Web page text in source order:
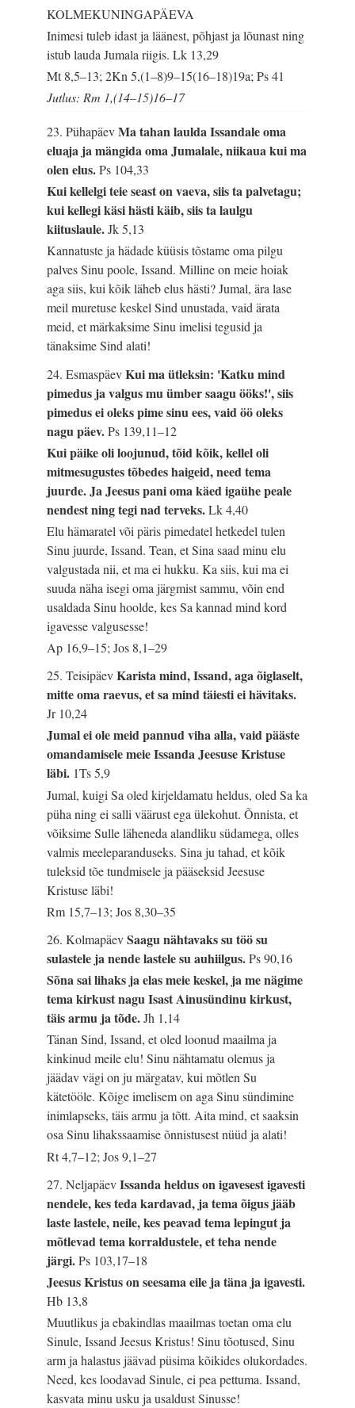
KOLMEKUNINGAPÄEVA
Inimesi tuleb idast ja läänest, põhjast ja lõunast ning
istub lauda Jumala riigis.Lk 13,29
Mt 8,5–13; 2Kn 5,(1–8)9–15(16–18)19a; Ps 41
Jutlus: Rm 1,(14–15)16–17
23. PühapäevMa tahan laulda Issandale oma
eluaja ja mängida oma Jumalale, niikaua kui ma
olen elus.Ps 104,33
Kui kellelgi teie seast on vaeva, siis ta palvetagu;
kui kellegi käsi hästi käib, siis ta laulgu
kiituslaule.Jk 5,13
Kannatuste ja hädade küüsis tõstame oma pilgu
palves Sinu poole, Issand. Milline on meie hoiak
aga siis, kui kõik läheb elus hästi? Jumal, ära lase
meil muretuse keskel Sind unustada, vaid ärata
meid, et märkaksime Sinu imelisi tegusid ja
tänaksime Sind alati!
24. EsmaspäevKui ma ütleksin: 'Katku mind
pimedus ja valgus mu ümber saagu ööks!', siis
pimedus ei oleks pime sinu ees, vaid öö oleks
nagu päev.Ps 139,11–12
Kui päike oli loojunud, tõid kõik, kellel oli
mitmesugustes tõbedes haigeid, need tema
juurde. Ja Jeesus pani oma käed igaühe peale
nendest ning tegi nad terveks.Lk 4,40
Elu hämaratel või päris pimedatel hetkedel tulen
Sinu juurde, Issand. Tean, et Sina saad minu elu
valgustada nii, et ma ei hukku. Ka siis, kui ma ei
suuda näha isegi oma järgmist sammu, võin end
usaldada Sinu hoolde, kes Sa kannad mind kord
igavesse valgusesse!
Ap 16,9–15; Jos 8,1–29
25. TeisipäevKarista mind, Issand, aga õiglaselt,
mitte oma raevus, et sa mind täiesti ei hävitaks.
Jr 10,24
Jumal ei ole meid pannud viha alla, vaid pääste
omandamisele meie Issanda Jeesuse Kristuse
läbi. 1Ts 5,9
Jumal, kuigi Sa oled kirjeldamatu heldus, oled Sa ka
püha ning ei salli väärust ega ülekohut. Õnnista, et
võiksime Sulle läheneda alandliku südamega, olles
valmis meeleparanduseks. Sina ju tahad, et kõik
tuleksid tõe tundmisele ja pääseksid Jeesuse
Kristuse läbi!
Rm 15,7–13; Jos 8,30–35
26. KolmapäevSaagu nähtavaks su töö su
sulastele ja nende lastele su auhiilgus.Ps 90,16
Sõna sai lihaks ja elas meie keskel, ja me nägime
tema kirkust nagu Isast Ainusündinu kirkust,
täis armu ja tõde.Jh 1,14
Tänan Sind, Issand, et oled loonud maailma ja
kinkinud meile elu! Sinu nähtamatu olemus ja
jäädav vägi on ju märgatav, kui mõtlen Su
kätetööle. Kõige imelisem on aga Sinu sündimine
inimlapseks, täis armu ja tõtt. Aita mind, et saaksin
osa Sinu lihakssaamise õnnistusest nüüd ja alati!
Rt 4,7–12; Jos 9,1–27
27. NeljapäevIssanda heldus on igavesest igavesti
nendele, kes teda kardavad, ja tema õigus jääb
laste lastele, neile, kes peavad tema lepingut ja
mõtlevad tema korraldustele, et teha nende
järgi.Ps 103,17–18
Jeesus Kristus on seesama eile ja täna ja igavesti.
Hb 13,8
Muutlikus ja ebakindlas maailmas toetan oma elu
Sinule, Issand Jeesus Kristus! Sinu tõotused, Sinu
arm ja halastus jäävad püsima kõikides olukordades.
Need, kes loodavad Sinule, ei pea pettuma. Issand,
kasvata minu usku ja usaldust Sinusse!